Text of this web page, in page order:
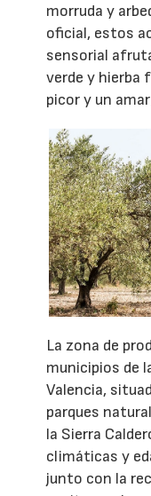
morruda y
oficial, estos
sensorial
verde y hierba
picor y un
La zona de
municipios de
Valencia,
parques
la Sierra
climáticas y
junto con la